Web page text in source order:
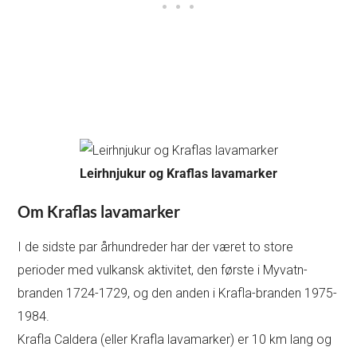
Leirhnjukur og Kraflas lavamarker
Om Kraflas lavamarker
I de sidste par århundreder har der været to store
perioder med vulkansk aktivitet, den første i Myvatn-
branden 1724-1729, og den anden i Krafla-branden 1975-
1984.
Krafla Caldera (eller Krafla lavamarker) er 10 km lang og